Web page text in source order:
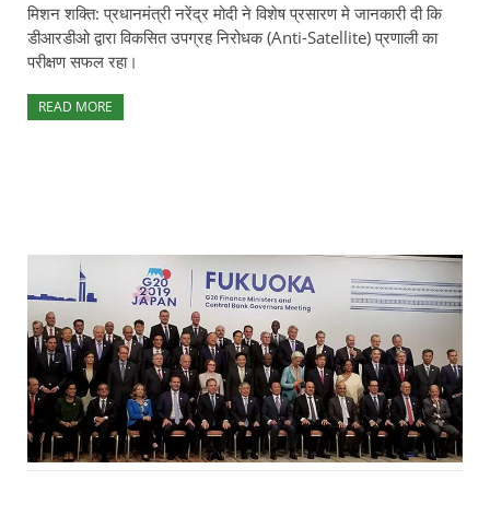
मिशन शक्ति: प्रधानमंत्री नरेंद्र मोदी ने विशेष प्रसारण मे जानकारी दी कि
डीआरडीओ द्वारा विकसित उपग्रह निरोधक (Anti-Satellite) प्रणाली का
परीक्षण सफल रहा।
READ MORE